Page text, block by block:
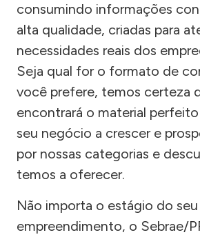
consumindo informações
alta qualidade, criadas para
necessidades reais dos
Seja qual for o formato de
você prefere, temos certeza
encontrará o material perfeito
seu negócio a crescer e
por nossas categorias e
temos a oferecer.
Não importa o estágio do seu
empreendimento, o Sebrae/